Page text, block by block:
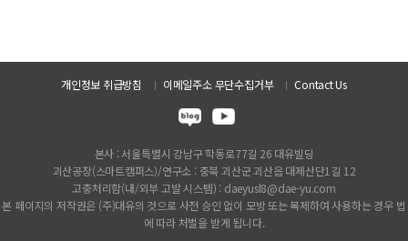
개인정보 취급방침 이메일주소 무단수집거부 Contact Us
본사 : 서울특별시 강남구 학동로77길 26 대유빌딩
괴산공장(스마트캠퍼스)/연구소 : 충북 괴산군 괴산읍 대제산단1길 12
고충처리함(내/외부 고발 시스템) : daeyusl8@dae-yu.com
본 페이지의 저작권은 (주)대유의 것으로 사전 승인 없이 모방 또는 복제하여 사용하는 경우 법
에 따라 처벌을 받게 됩니다.